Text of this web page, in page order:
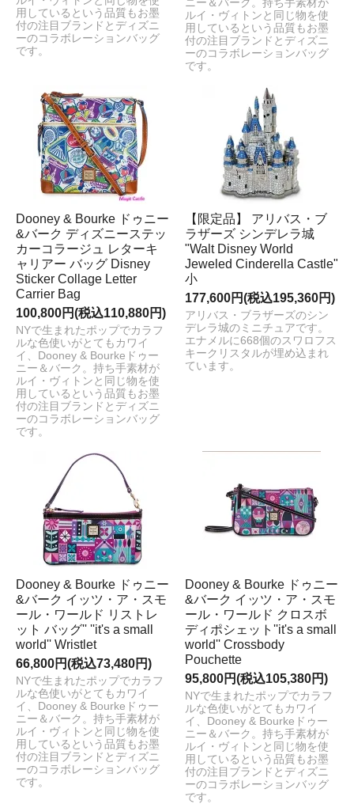
用しているという品質もお墨
付の注目ブランドとディズニ
ーのコラボレーションバッグ
です。
ニー＆バーク。持ち手素材が
ルイ・ヴィトンと同じ物を使
用しているという品質もお墨
付の注目ブランドとディズニ
ーのコラボレーションバッグ
です。
Dooney & Bourke ドゥニー
&バーク ディズニーステッ
カーコラージュ レターキ
ャリアー バッグ Disney
Sticker Collage Letter
Carrier Bag
100,800円(税込110,880円)
NYで生まれたポップでカラフ
ルな色使いがとてもカワイ
イ、Dooney & Bourkeドゥー
ニー＆バーク。持ち手素材が
ルイ・ヴィトンと同じ物を使
用しているという品質もお墨
付の注目ブランドとディズニ
ーのコラボレーションバッグ
です。
【限定品】 アリバス・ブ
ラザーズ シンデレラ城
"Walt Disney World
Jeweled Cinderella Castle"
小
177,600円(税込195,360円)
アリバス・ブラザーズのシン
デレラ城のミニチュアです。
エナメルに668個のスワロフス
キークリスタルが埋め込まれ
ています。
Dooney & Bourke ドゥニー
&バーク イッツ・ア・スモ
ール・ワールド リストレ
ット バッグ'' ''it's a small
world'' Wristlet
66,800円(税込73,480円)
NYで生まれたポップでカラフ
ルな色使いがとてもカワイ
イ、Dooney & Bourkeドゥー
ニー＆バーク。持ち手素材が
ルイ・ヴィトンと同じ物を使
用しているという品質もお墨
付の注目ブランドとディズニ
ーのコラボレーションバッグ
です。
Dooney & Bourke ドゥニー
&バーク イッツ・ア・スモ
ール・ワールド クロスボ
ディポシェット''it's a small
world'' Crossbody
Pouchette
95,800円(税込105,380円)
NYで生まれたポップでカラフ
ルな色使いがとてもカワイ
イ、Dooney & Bourkeドゥー
ニー＆バーク。持ち手素材が
ルイ・ヴィトンと同じ物を使
用しているという品質もお墨
付の注目ブランドとディズニ
ーのコラボレーションバッグ
です。